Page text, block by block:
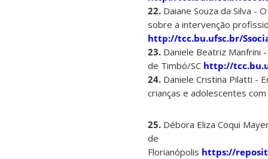
22. Daiane Souza da Silva -
sobre a intervenção
http://tcc.bu.ufsc.br/
23. Daniele Beatriz Manfrini
de Timbó/SC http://
24. Daniele Cristina Pilatti -
crianças e adolescentes
25. Débora Eliza Coqui
de
Florianópolis https://